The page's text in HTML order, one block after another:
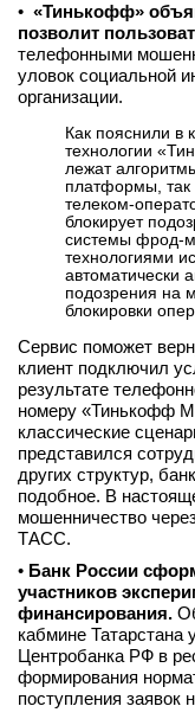
• «Тинькофф»
позволит
телефонными
уловок социальной
организации.
Как пояснили в
технологии
лежат
платформы, так
телеком-
блокирует
системы фрод-
технологиями
автоматически
подозрения на
блокировки
Сервис поможет
клиент подключил
результате
номеру «Тинькофф
классические
представился
других структур,
подобное. В
мошенничество
ТАСС.
• Банк России
участников
финансирования.
кабмине
Центробанка РФ в
формирования
поступления заявок